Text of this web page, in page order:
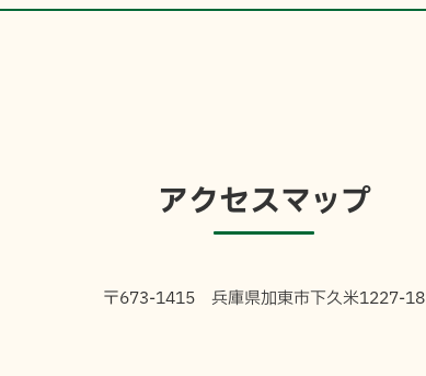
アクセスマップ
〒673-1415 兵庫県加東市下久米1227-18